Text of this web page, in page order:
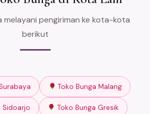
melayani pengiriman ke kota-kota
berikut
Toko Bunga Malang
Sidoarjo Toko Bunga Gresik